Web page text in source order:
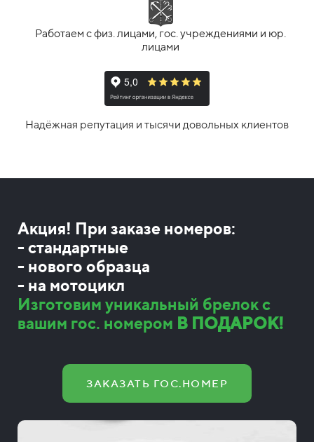
Работаем с физ. лицами, гос. учреждениями и юр.
лицами
Надёжная репутация и тысячи довольных клиентов
Акция! При заказе номеров:
- стандартные
- нового образца
- на мотоцикл
Изготовим уникальный брелок с
вашим гос. номером В ПОДАРОК!
ЗАКАЗАТЬ ГОС.НОМЕР